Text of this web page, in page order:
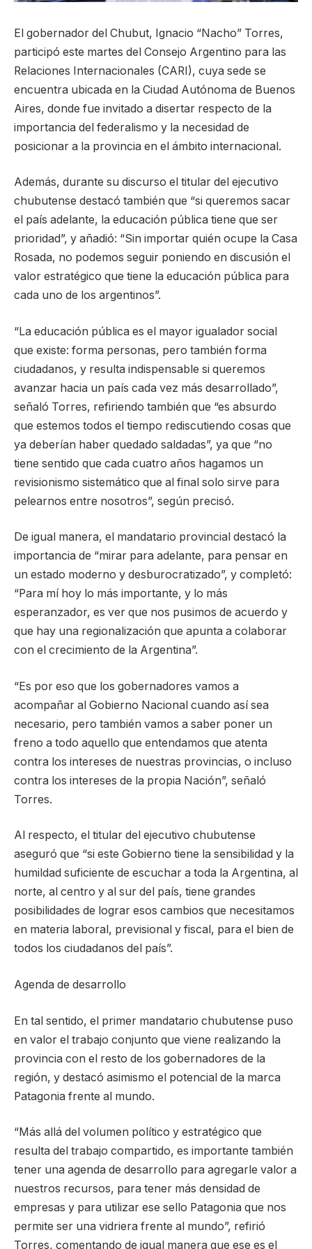
El gobernador del Chubut, Ignacio “Nacho” Torres,
participó este martes del Consejo Argentino para las
Relaciones Internacionales (CARI), cuya sede se
encuentra ubicada en la Ciudad Autónoma de Buenos
Aires, donde fue invitado a disertar respecto de la
importancia del federalismo y la necesidad de
posicionar a la provincia en el ámbito internacional.
Además, durante su discurso el titular del ejecutivo
chubutense destacó también que “si queremos sacar
el país adelante, la educación pública tiene que ser
prioridad”, y añadió: “Sin importar quién ocupe la Casa
Rosada, no podemos seguir poniendo en discusión el
valor estratégico que tiene la educación pública para
cada uno de los argentinos”.
“La educación pública es el mayor igualador social
que existe: forma personas, pero también forma
ciudadanos, y resulta indispensable si queremos
avanzar hacia un país cada vez más desarrollado”,
señaló Torres, refiriendo también que “es absurdo
que estemos todos el tiempo rediscutiendo cosas que
ya deberían haber quedado saldadas”, ya que “no
tiene sentido que cada cuatro años hagamos un
revisionismo sistemático que al final solo sirve para
pelearnos entre nosotros”, según precisó.
De igual manera, el mandatario provincial destacó la
importancia de “mirar para adelante, para pensar en
un estado moderno y desburocratizado”, y completó:
“Para mí hoy lo más importante, y lo más
esperanzador, es ver que nos pusimos de acuerdo y
que hay una regionalización que apunta a colaborar
con el crecimiento de la Argentina”.
“Es por eso que los gobernadores vamos a
acompañar al Gobierno Nacional cuando así sea
necesario, pero también vamos a saber poner un
freno a todo aquello que entendamos que atenta
contra los intereses de nuestras provincias, o incluso
contra los intereses de la propia Nación”, señaló
Torres.
Al respecto, el titular del ejecutivo chubutense
aseguró que “si este Gobierno tiene la sensibilidad y la
humildad suficiente de escuchar a toda la Argentina, al
norte, al centro y al sur del país, tiene grandes
posibilidades de lograr esos cambios que necesitamos
en materia laboral, previsional y fiscal, para el bien de
todos los ciudadanos del país”.
Agenda de desarrollo
En tal sentido, el primer mandatario chubutense puso
en valor el trabajo conjunto que viene realizando la
provincia con el resto de los gobernadores de la
región, y destacó asimismo el potencial de la marca
Patagonia frente al mundo.
“Más allá del volumen político y estratégico que
resulta del trabajo compartido, es importante también
tener una agenda de desarrollo para agregarle valor a
nuestros recursos, para tener más densidad de
empresas y para utilizar ese sello Patagonia que nos
permite ser una vidriera frente al mundo”, refirió
Torres, comentando de igual manera que ese es el